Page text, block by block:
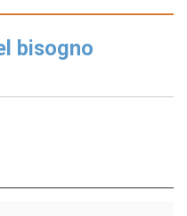
bisogno